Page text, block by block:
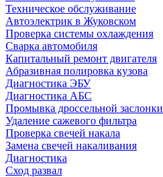
Техническое обслуживание
Автоэлектрик в Жуковском
Проверка системы охлаждения
Сварка автомобиля
Капитальный ремонт двигателя
Абразивная полировка кузова
Диагностика ЭБУ
Диагностика АБС
Промывка дроссельной заслонки
Удаление сажевого фильтра
Проверка свечей накала
Замена свечей накаливания
Диагностика
Сход развал